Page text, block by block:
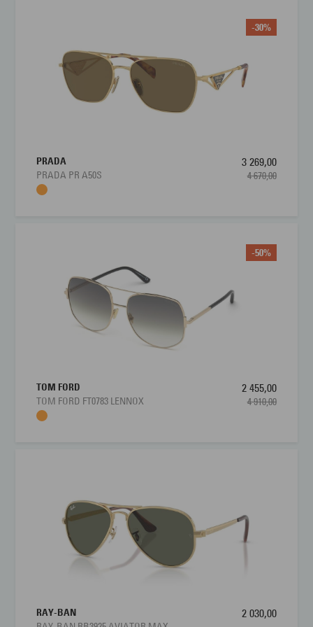
-30%
PRADA
PRADA PR A50S
3 269,00
4 670,00
-50%
TOM FORD
TOM FORD FT0783 LENNOX
2 455,00
4 910,00
RAY-BAN
2 030,00